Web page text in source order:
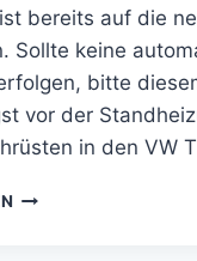
bereits auf die
Sollte keine
bitte
vor der
in den VW
ANGST